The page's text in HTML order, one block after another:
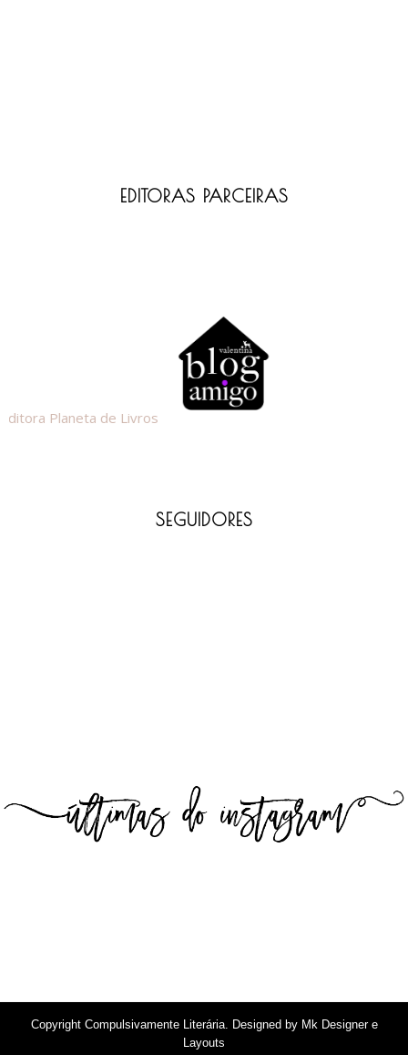
EDITORAS PARCEIRAS
SEGUIDORES
Copyright Compulsivamente Literária. Designed by Mk Designer e
Layouts